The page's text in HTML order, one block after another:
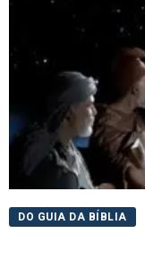
DO GUIA DA BÍBLIA